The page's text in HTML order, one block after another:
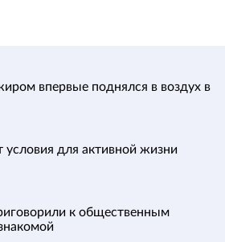
впервые поднялся в воздух в
условия для активной жизни
к общественным